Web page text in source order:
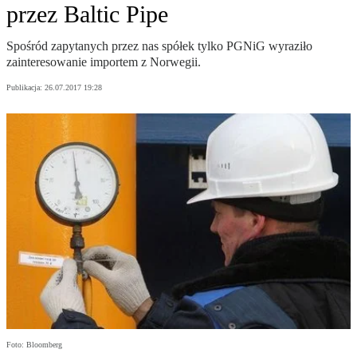
przez Baltic Pipe
Spośród zapytanych przez nas spółek tylko PGNiG wyraziło
zainteresowanie importem z Norwegii.
Publikacja: 26.07.2017 19:28
Foto: Bloomberg